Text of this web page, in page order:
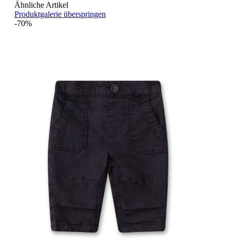
Ähnliche Artikel
Produktgalerie überspringen
-70%